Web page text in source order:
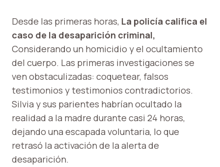
Desde las primeras horas, La policía califica el
caso de la desaparición criminal,
Considerando un homicidio y el ocultamiento
del cuerpo. Las primeras investigaciones se
ven obstaculizadas: coquetear, falsos
testimonios y testimonios contradictorios.
Silvia y sus parientes habrían ocultado la
realidad a la madre durante casi 24 horas,
dejando una escapada voluntaria, lo que
retrasó la activación de la alerta de
desaparición.